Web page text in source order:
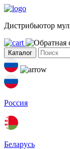
Дистрибьютор
Каталог
Россия
Беларусь